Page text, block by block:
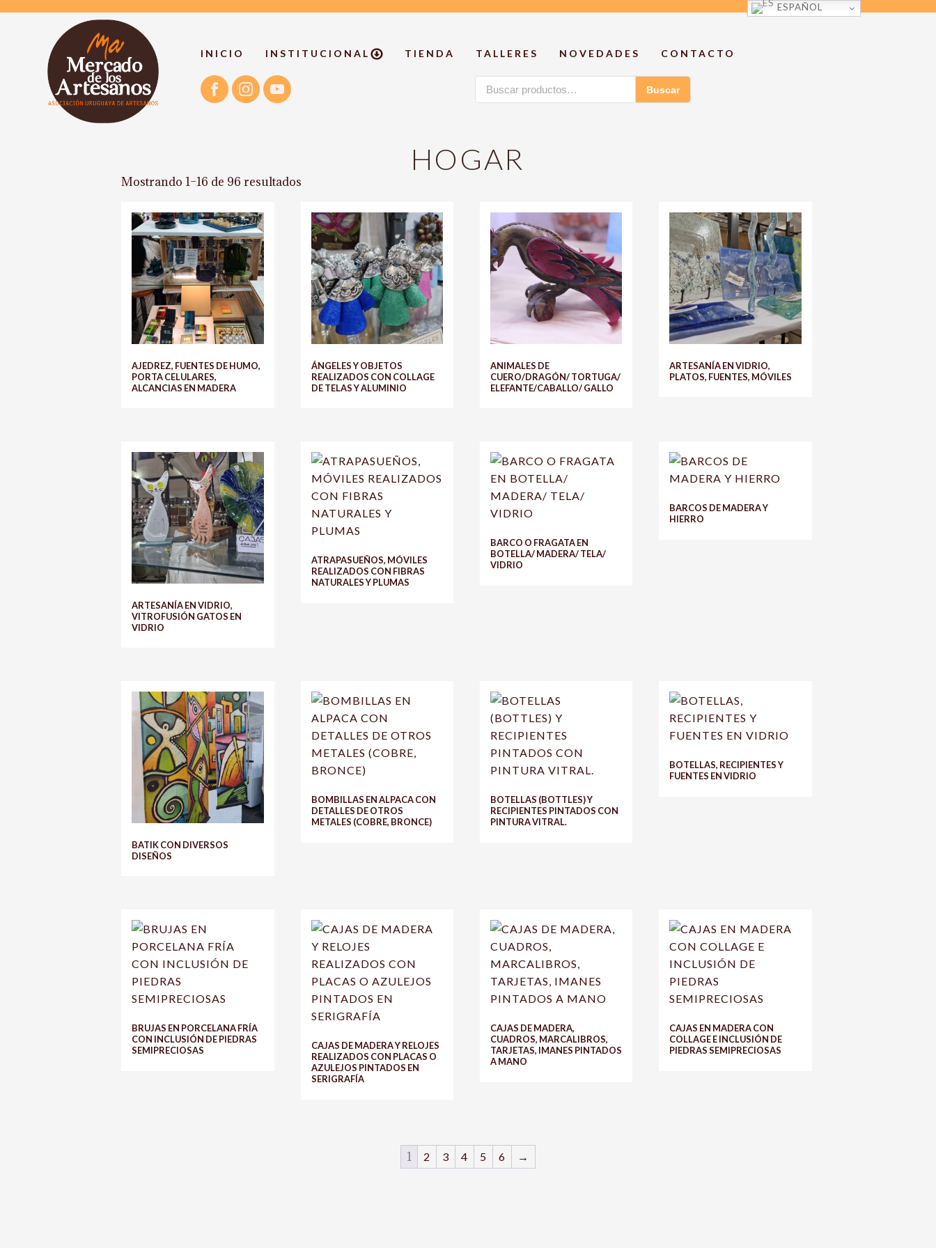
INICIO INSTITUCIONAL TIENDA TALLERES NOVEDADES CONTACTO
Buscar
por:
Buscar
HOGAR
Mostrando 1–16 de 96 resultados
AJEDREZ, FUENTES DE HUMO,
PORTA CELULARES,
ALCANCIAS EN MADERA
ÁNGELES Y OBJETOS
REALIZADOS CON COLLAGE
DE TELAS Y ALUMINIO
ANIMALES DE
CUERO/DRAGÓN/ TORTUGA/
ELEFANTE/CABALLO/ GALLO
ARTESANÍA EN VIDRIO,
PLATOS, FUENTES, MÓVILES
ARTESANÍA EN VIDRIO,
VITROFUSIÓN GATOS EN
VIDRIO
ATRAPASUEÑOS, MÓVILES
REALIZADOS CON FIBRAS
NATURALES Y PLUMAS
BARCO O FRAGATA EN
BOTELLA/ MADERA/ TELA/
VIDRIO
BARCOS DE MADERA Y
HIERRO
BATIK CON DIVERSOS
DISEÑOS
BOMBILLAS EN ALPACA CON
DETALLES DE OTROS
METALES (COBRE, BRONCE)
BOTELLAS (BOTTLES) Y
RECIPIENTES PINTADOS CON
PINTURA VITRAL.
BOTELLAS, RECIPIENTES Y
FUENTES EN VIDRIO
BRUJAS EN PORCELANA FRÍA
CON INCLUSIÓN DE PIEDRAS
SEMIPRECIOSAS
CAJAS DE MADERA Y RELOJES
REALIZADOS CON PLACAS O
AZULEJOS PINTADOS EN
SERIGRAFÍA
CAJAS DE MADERA,
CUADROS, MARCALIBROS,
TARJETAS, IMANES PINTADOS
A MANO
CAJAS EN MADERA CON
COLLAGE E INCLUSIÓN DE
PIEDRAS SEMIPRECIOSAS
1 2 3 4 5 6 →
ESPAÑOL